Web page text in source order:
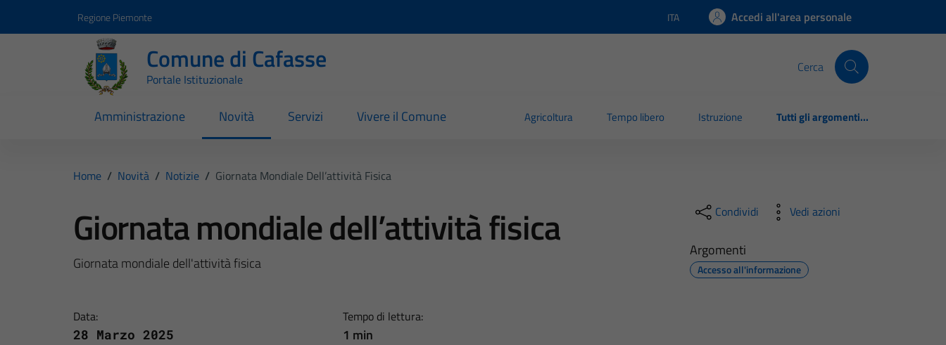
Regione Piemonte Lingua attiva:
ITA Accedi all'area personale
Comune di Cafasse
Portale Istituzionale
Cerca
Amministrazione Novità Servizi Vivere il Comune Agricoltura Tempo libero Istruzione Tutti gli argomenti...
Home / Novità / Notizie / Giornata Mondiale Dell’attività Fisica
Giornata mondiale dell’attività fisica
Giornata mondiale dell'attività fisica
Data:
28 Marzo 2025
Tempo di lettura:
1 min
Condividi Vedi azioni
Argomenti
Accesso all'informazione